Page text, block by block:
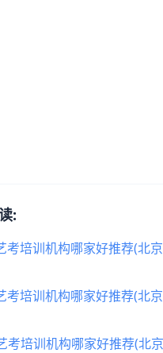
:
考培训机构哪家好推荐(北
考培训机构哪家好推荐(北
考培训机构哪家好推荐(北